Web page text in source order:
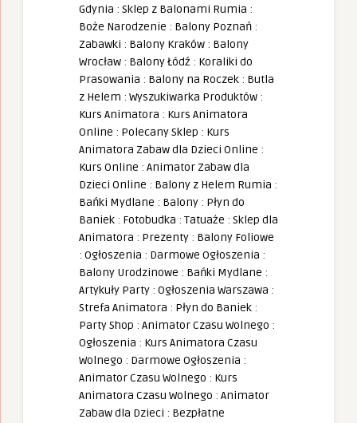
Gdynia : Sklep z Balonami Rumia :
Boże Narodzenie : Balony Poznań :
Zabawki : Balony Kraków : Balony
Wrocław : Balony Łódź : Koraliki do
Prasowania : Balony na Roczek : Butla
z Helem : Wyszukiwarka Produktów :
Kurs Animatora : Kurs Animatora
Online : Polecany Sklep : Kurs
Animatora Zabaw dla Dzieci Online :
Kurs Online : Animator Zabaw dla
Dzieci Online : Balony z Helem Rumia :
Bańki Mydlane : Balony : Płyn do
Baniek : Fotobudka : Tatuaże : Sklep dla
Animatora : Prezenty : Balony Foliowe
: Ogłoszenia : Darmowe Ogłoszenia :
Balony Urodzinowe : Bańki Mydlane :
Artykuły Party : Ogłoszenia Warszawa :
Strefa Animatora : Płyn do Baniek :
Party Shop : Animator Czasu Wolnego :
Ogłoszenia : Kurs Animatora Czasu
Wolnego : Darmowe Ogłoszenia :
Animator Czasu Wolnego : Kurs
Animatora Czasu Wolnego : Animator
Zabaw dla Dzieci : Bezpłatne